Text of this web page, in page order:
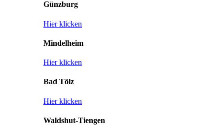
Günzburg
Hier klicken
Mindelheim
Hier klicken
Bad Tölz
Hier klicken
Waldshut-Tiengen